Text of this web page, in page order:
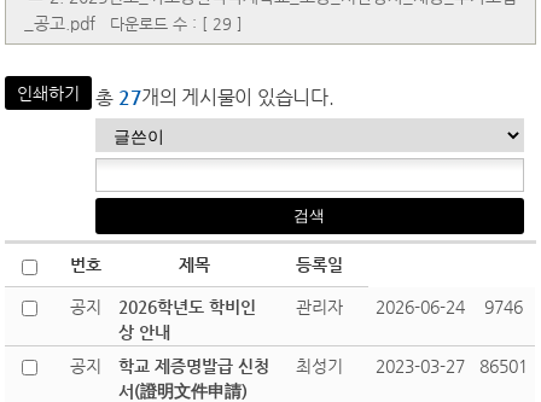
_공고.pdf 다운로드 수 : [ 29 ]
인쇄하기 총 27개의 게시물이 있습니다.
번호 제목 등록일
공지
2026학년도 학비인
상 안내
관리자 2026-06-24 9746
공지
학교 제증명발급 신청
서(證明文件申請)
최성기 2023-03-27 86501